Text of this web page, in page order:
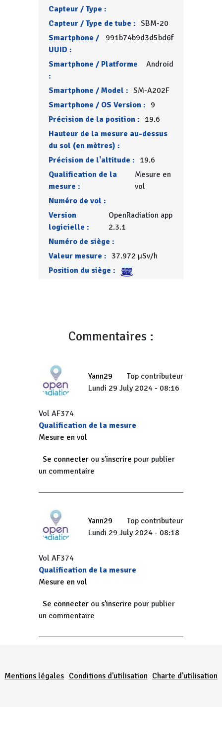
Capteur / Type :
Capteur / Type de tube : SBM-20
Smartphone /
UUID :
991b74b9d3d5bd6f
Smartphone / Platforme
:
Android
Smartphone / Model : SM-A202F
Smartphone / OS Version : 9
Précision de la position : 19.6
Hauteur de la mesure au-dessus
du sol (en mètres) :
Précision de l'altitude : 19.6
Qualification de la
mesure :
Mesure en
vol
Numéro de vol :
Version
logicielle :
OpenRadiation app
2.3.1
Numéro de siège :
Valeur mesure : 37.972 µSv/h
Position du siège :
Commentaires :
Yann29
Top contributeur
Lundi 29 July 2024 - 08:16
Vol AF374
Qualification de la mesure
Mesure en vol
Se connecter ou s'inscrire pour publier
un commentaire
Yann29
Top contributeur
Lundi 29 July 2024 - 08:18
Vol AF374
Qualification de la mesure
Mesure en vol
Se connecter ou s'inscrire pour publier
un commentaire
Mentions légales Conditions d'utilisation Charte d'utilisation